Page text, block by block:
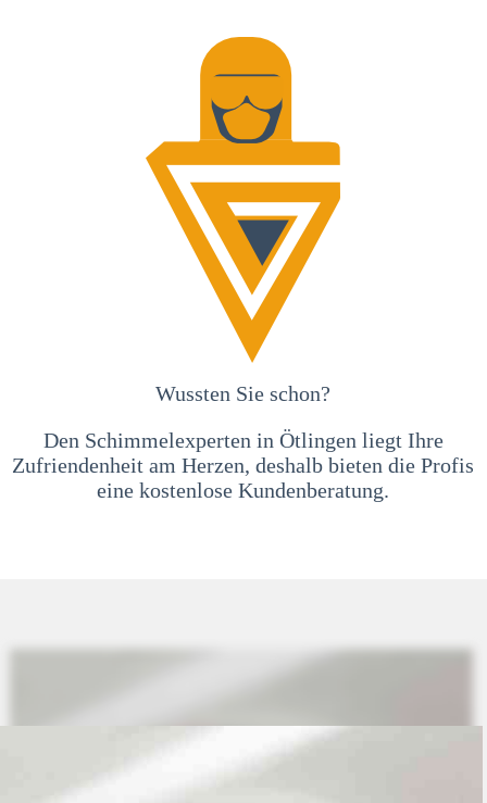
Wussten Sie schon?
Den Schimmelexperten in Ötlingen liegt Ihre
Zufriendenheit am Herzen, deshalb bieten die Profis
eine kostenlose Kundenberatung.